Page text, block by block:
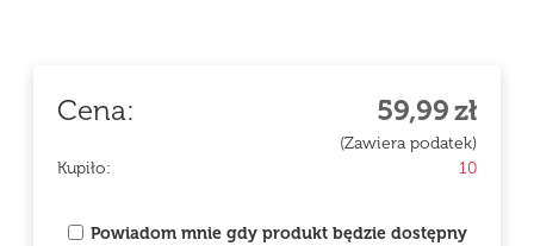
Cena: 59,99zł
(Zawiera podatek)
Kupiło:
10
Powiadom mnie gdy produkt będzie dostępny